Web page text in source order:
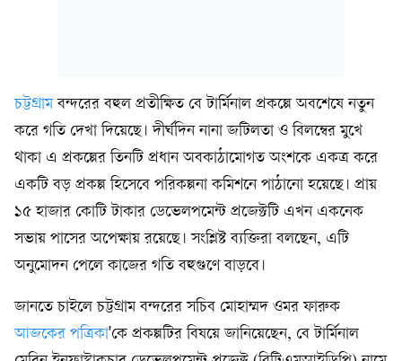
চট্টগ্রামবন্দরের বহুল প্রতীক্ষিত বে টার্মিনাল প্রকল্পে অবশেষে নতুন
করে গতি দেখা দিয়েছে। দীর্ঘদিন নানা জটিলতা ও বিলম্বের মুখে
থাকা এ প্রকল্পের তিনটি প্রধান অবকাঠামোগত অংশকে একত্র করে
একটি বড় প্রকল্প হিসেবে পরিকল্পনা কমিশনে পাঠানো হয়েছে। প্রায়
১৫ হাজার কোটি টাকার ডেভেলপমেন্ট প্রজেক্টটি এখন একনেক
সভায় পাসের অপেক্ষায় রয়েছে। সংশ্লিষ্ট ব্যক্তিরা বলছেন, এটি
অনুমোদন পেলে কাজের গতি বহুগুণে বাড়বে।
জানতে চাইলে চট্টগ্রাম বন্দরের সচিব মোহাম্মদ ওমর ফারুক
আজকের পত্রিকা'কে প্রকল্পটির বিষয়ে জানিয়েছেন, বে টার্মিনাল